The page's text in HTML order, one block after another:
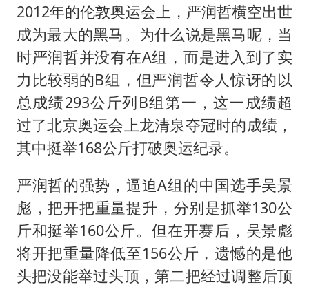
2012年的伦敦奥运会上，严润哲横空出世
成为最大的黑马。为什么说是黑马呢，当
时严润哲并没有在A组，而是进入到了实
力比较弱的B组，但严润哲令人惊讶的以
总成绩293公斤列B组第一，这一成绩超
过了北京奥运会上龙清泉夺冠时的成绩，
其中挺举168公斤打破奥运纪录。
严润哲的强势，逼迫A组的中国选手吴景
彪，把开把重量提升，分别是抓举130公
斤和挺举160公斤。但在开赛后，吴景彪
将开把重量降低至156公斤，遗憾的是他
头把没能举过头顶，第二把经过调整后顶